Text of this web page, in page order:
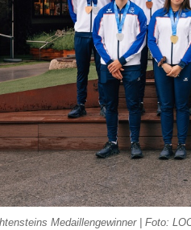
Medaillengewinner | Foto: